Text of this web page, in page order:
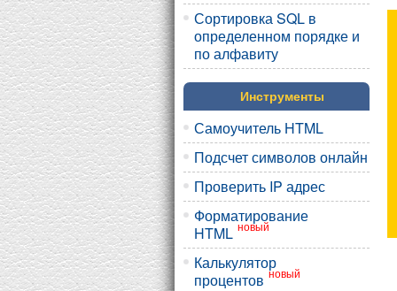
Сортировка SQL в
определенном порядке и
по алфавиту
Инструменты
Самоучитель HTML
Подсчет символов онлайн
Проверить IP адрес
Форматирование
HTML новый
Калькулятор
процентов новый